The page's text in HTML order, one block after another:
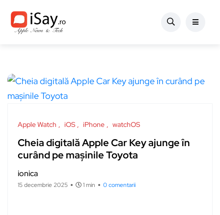
Apple Watch iOS iPhone watchOS
Cheia digitală Apple Car Key ajunge în
curând pe mașinile Toyota
ionica
15 decembrie 2025 1 min 0 comentarii